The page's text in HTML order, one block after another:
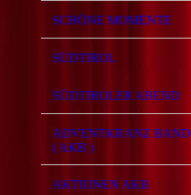
SCHÖNE MOMENTE
SÜDTIROL
SÜDTIROLER ABEND
ADVENTKRANZ BAND
( AKB )
AKTIONEN AKB